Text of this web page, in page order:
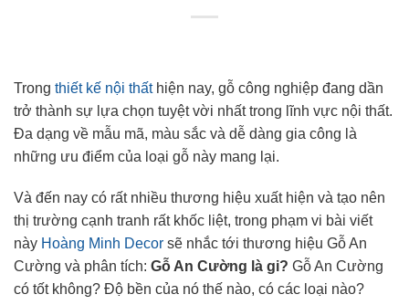
Trong thiết kế nội thấthiện nay, gỗ công nghiệp đang dần
trở thành sự lựa chọn tuyệt vời nhất trong lĩnh vực nội thất.
Đa dạng về mẫu mã, màu sắc và dễ dàng gia công là
những ưu điểm của loại gỗ này mang lại.
Và đến nay có rất nhiều thương hiệu xuất hiện và tạo nên
thị trường cạnh tranh rất khốc liệt, trong phạm vi bài viết
này Hoàng Minh Decor sẽ nhắc tới thương hiệu Gỗ An
Cường và phân tích: Gỗ An Cường là gi? Gỗ An Cường
có tốt không? Độ bền của nó thế nào, có các loại nào?